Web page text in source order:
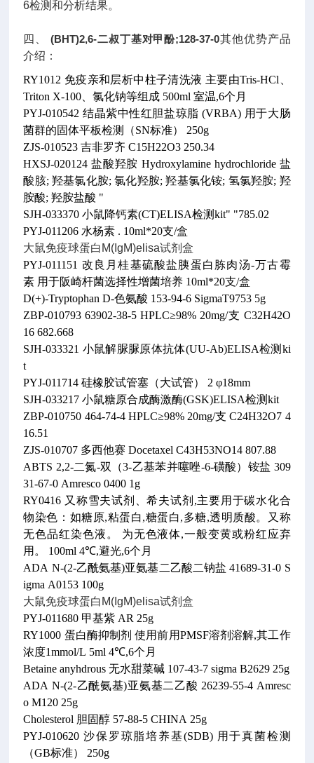
6检测和分析结果。
四、(BHT)2,6-二叔丁基对甲酚;128-37-0其他优势产品
介绍：
RY1012 免疫亲和层析中柱子清洗液 主要由Tris-HCl、
Triton X-100、氯化钠等组成 500ml 室温,6个月
PYJ-010542 结晶紫中性红胆盐琼脂 (VRBA) 用于大肠
菌群的固体平板检测（SN标准） 250g
ZJS-010523 吉非罗齐 C15H22O3 250.34
HXSJ-020124 盐酸羟胺 Hydroxylamine hydrochloride 盐
酸胲; 羟基氯化胺; 氯化羟胺; 羟基氯化铵; 氢氯羟胺; 羟
胺酸; 羟胺盐酸 "
SJH-033370 小鼠降钙素(CT)ELISA检测kit" "785.02
PYJ-011206 水杨素 . 10ml*20支/盒
大鼠免疫球蛋白M(IgM)elisa试剂盒
PYJ-011151 改良月桂基硫酸盐胰蛋白胨肉汤-万古霉
素 用于阪崎杆菌选择性增菌培养 10ml*20支/盒
D(+)-Tryptophan D-色氨酸 153-94-6 SigmaT9753 5g
ZBP-010793 63902-38-5 HPLC≥98% 20mg/支 C32H42O
16 682.668
SJH-033321 小鼠解脲脲原体抗体(UU-Ab)ELISA检测ki
t
PYJ-011714 硅橡胶试管塞（大试管） 2 φ18mm
SJH-033217 小鼠糖原合成酶激酶(GSK)ELISA检测kit
ZBP-010750 464-74-4 HPLC≥98% 20mg/支 C24H32O7 4
16.51
ZJS-010707 多西他赛 Docetaxel C43H53NO14 807.88
ABTS 2,2-二氮-双（3-乙基苯并噻唑-6-磺酸）铵盐 309
31-67-0 Amresco 0400 1g
RY0416 又称雪夫试剂、希夫试剂,主要用于碳水化合
物染色：如糖原,粘蛋白,糖蛋白,多糖,透明质酸。又称
无色品红染色液。 为无色液体,一般变黄或粉红应弃
用。 100ml 4℃,避光,6个月
ADA N-(2-乙酰氨基)亚氨基二乙酸二钠盐 41689-31-0 S
igma A0153 100g
大鼠免疫球蛋白M(IgM)elisa试剂盒
PYJ-011680 甲基紫 AR 25g
RY1000 蛋白酶抑制剂 使用前用PMSF溶剂溶解,其工作
浓度1mmol/L 5ml 4℃,6个月
Betaine anyhdrous 无水甜菜碱 107-43-7 sigma B2629 25g
ADA N-(2-乙酰氨基)亚氨基二乙酸 26239-55-4 Amresc
o M120 25g
Cholesterol 胆固醇 57-88-5 CHINA 25g
PYJ-010620 沙保罗琼脂培养基(SDB) 用于真菌检测
（GB标准） 250g